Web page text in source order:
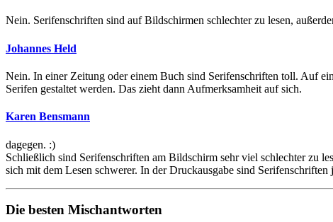
Nein. Serifenschriften sind auf Bildschirmen schlechter zu lesen,
Johannes Held
Nein. In einer Zeitung oder einem Buch sind Serifenschriften toll. Auf
Serifen gestaltet werden. Das zieht dann Aufmerksamheit auf sich.
Karen Bensmann
dagegen. :)
Schließlich sind Serifenschriften am Bildschirm sehr viel schlechter zu
sich mit dem Lesen schwerer. In der Druckausgabe sind Serifenschriften
Die besten Mischantworten